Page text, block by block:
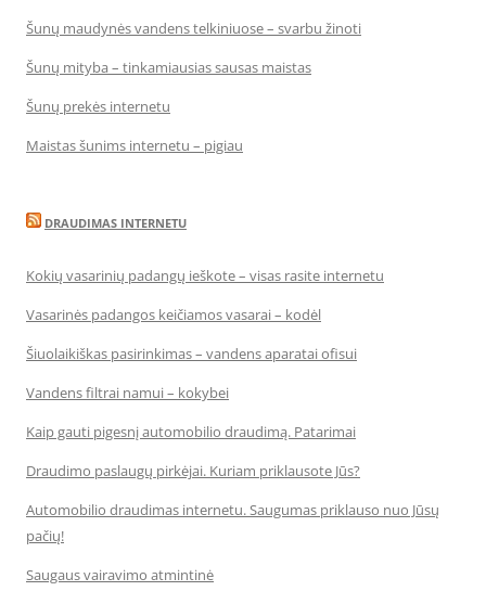
Šunų maudynės vandens telkiniuose – svarbu žinoti
Šunų mityba – tinkamiausias sausas maistas
Šunų prekės internetu
Maistas šunims internetu – pigiau
DRAUDIMAS INTERNETU
Kokių vasarinių padangų ieškote – visas rasite internetu
Vasarinės padangos keičiamos vasarai – kodėl
Šiuolaikiškas pasirinkimas – vandens aparatai ofisui
Vandens filtrai namui – kokybei
Kaip gauti pigesnį automobilio draudimą. Patarimai
Draudimo paslaugų pirkėjai. Kuriam priklausote Jūs?
Automobilio draudimas internetu. Saugumas priklauso nuo Jūsų
pačių!
Saugaus vairavimo atmintinė